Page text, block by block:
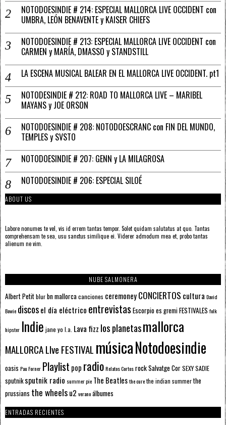
NOTODOESINDIE # 214: ESPECIAL MALLORCA LIVE OCCIDENT con
UMBRA, LEÓN BENAVENTE y KAISER CHIEFS
NOTODOESINDIE # 213: ESPECIAL MALLORCA LIVE OCCIDENT con
CARMEN y MARÍA, DMASSO y STANDSTILL
LA ESCENA MUSICAL BALEAR EN EL MALLORCA LIVE OCCIDENT. pt1
NOTODESINDIE # 212: ROAD TO MALLORCA LIVE – MARIBEL
MAYANS y JOE ORSON
NOTODOESINDIE # 208: NOTODOESCRANC con FIN DEL MUNDO,
TEMPLES y SVSTO
NOTODOESINDIE # 207: GENN y LA MILAGROSA
NOTODOESINDIE # 206: ESPECIAL SILOÉ
ABOUT US
Labore nonumes te vel, vis id errem tantas tempor. Solet quidam salutatus at quo. Tantas
comprehensam te sea, usu sanctus similique ei. Viderer admodum mea et, probo tantas
alienum ne vim.
NUBE SALMONERA
Albert Petitblurbn mallorcacanciones ceremoneyCONCIERTOS cultura David
Bowie discosel día eléctrico entrevistas Escorpioes gremiFESTIVALES folk
hipster Indie jane yo l.a. Lava fizz los planetasmallorca
MALLORCA LIve FESTIVAL músicaNotodoesindie
oasis Pau Forner Playlist pop radioRelatos CortosrockSalvatge CorSEXY SADIE
sputnik sputnik radio summer pie The Beatlesthe curethe indian summerthe
prussians the wheelsu2 veranoálbumes
ENTRADAS RECIENTES